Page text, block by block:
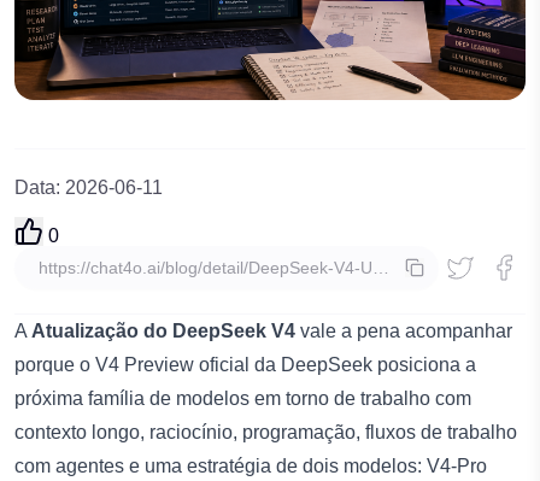
Data: 2026-06-11
0
copiar
A Atualização do DeepSeek V4 vale a pena acompanhar
porque o V4 Preview oficial da DeepSeek posiciona a
próxima família de modelos em torno de trabalho com
contexto longo, raciocínio, programação, fluxos de trabalho
com agentes e uma estratégia de dois modelos: V4-Pro